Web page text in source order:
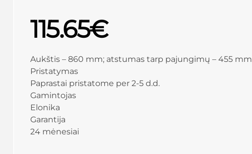
115.65€
Aukštis – 860 mm; atstumas tarp pajungimų – 455 mm
Pristatymas
Paprastai pristatome per 2-5 d.d.
Gamintojas
Elonika
Garantija
24 mėnesiai